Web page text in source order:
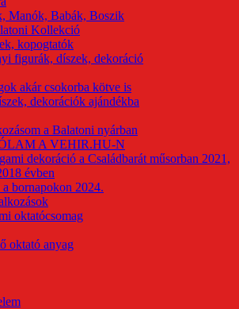
Manók, Babák, Boszik
Kollekció
kopogtatók
figurák, díszek, dekoráció
akár csokorba kötve is
dekorációk ajándékba
a Balatoni nyárban
A VEHIR.HU-N
dekoráció a Családbarát műsorban 2021,
évben
a bornapokon 2024.
oktatócsomag
oktató anyag